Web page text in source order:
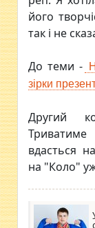
його
так і не
До теми -
зірки
Другий
вдасться
на "Коло"